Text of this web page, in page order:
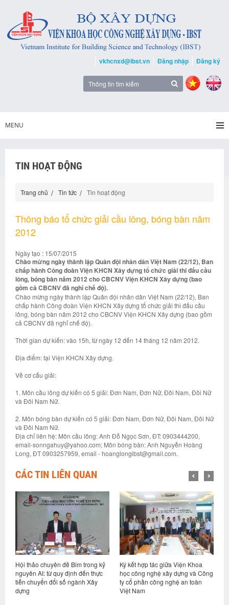
vkhcnxd@ibst.vn Đăng nhập Đăng ký
MENU
TIN HOẠT ĐỘNG
Trang chủ Tin tức Tin hoạt động
Thông báo tổ chức giải cầu lông, bóng bàn năm
2012
Ngày tạo : 15/07/2015
Chào mừng ngày thành lập Quân đội nhân dân Việt Nam (22/12), Ban
chấp hành Công đoàn Viện KHCN Xây dựng tổ chức giải thi đấu cầu
lông, bóng bàn năm 2012 cho CBCNV Viện KHCN Xây dựng (bao
gồm cả CBCNV đã nghỉ chế độ).
Chào mừng ngày thành lập Quân đội nhân dân Việt Nam (22/12), Ban
chấp hành Công đoàn Viện KHCN Xây dựng tổ chức giải thi đấu cầu
lông, bóng bàn năm 2012 cho CBCNV Viện KHCN Xây dựng (bao gồm
cả CBCNV đã nghỉ chế độ).
Thời gian dự kiến: vào 15h, từ ngày 12 đến 14 tháng 12 năm 2012.
Địa điểm: tại Viện KHCN Xây dựng.
Về cơ cấu giải:
1. Môn cầu lông dự kiến có 5 giải: Đơn Nam, Đơn Nữ, Đôi Nam, Đôi Nữ
và Đôi Nam Nữ.
2. Môn bóng bàn dự kiến có 5 giải: Đơn Nam, Đơn Nữ, Đôi Nam, Đôi Nữ
và Đôi Nam Nữ.
Địa chỉ liên hệ: Môn cầu lông: Anh Đỗ Ngọc Sơn, ĐT: 0903444200,
email-sonngahuy@yahoo.com; Môn bóng bàn: Anh Nguyễn Hoàng
Long, ĐT 0903257959, email - hoanglongibst@gmail.com.
CÁC TIN LIÊN QUAN
Bim trong kỷ
đến thực
Xây
Ký kết hợp tác giữa Viện Khoa
học công nghệ xây dựng và Công
ty cổ phần công nghệ an toàn
Hội nghị sơ kết thực hiện
vụ 6 tháng đầu năm và
nhiệm vụ kế hoạch các